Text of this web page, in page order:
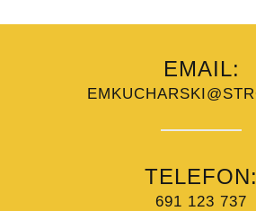
EMAIL:
TELEFON:
691 123 737